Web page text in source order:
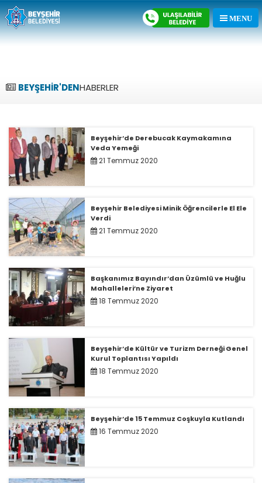
BEYŞEHİR'DENHABERLER
Beyşehir’de Derebucak Kaymakamına
Veda Yemeği
21 Temmuz 2020
Beyşehir Belediyesi Minik Öğrencilerle El Ele
Verdi
21 Temmuz 2020
Başkanımız Bayındır’dan Üzümlü ve Huğlu
Mahalleleri’ne Ziyaret
18 Temmuz 2020
Beyşehir’de Kültür ve Turizm Derneği Genel
Kurul Toplantısı Yapıldı
18 Temmuz 2020
Beyşehir’de 15 Temmuz Coşkuyla Kutlandı
16 Temmuz 2020